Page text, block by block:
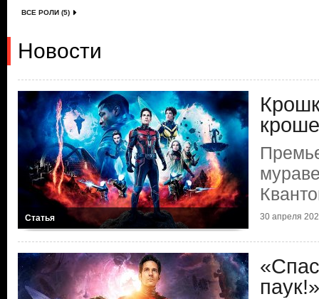
ВСЕ РОЛИ (5)
Новости
Статья 30 апреля
паук!»